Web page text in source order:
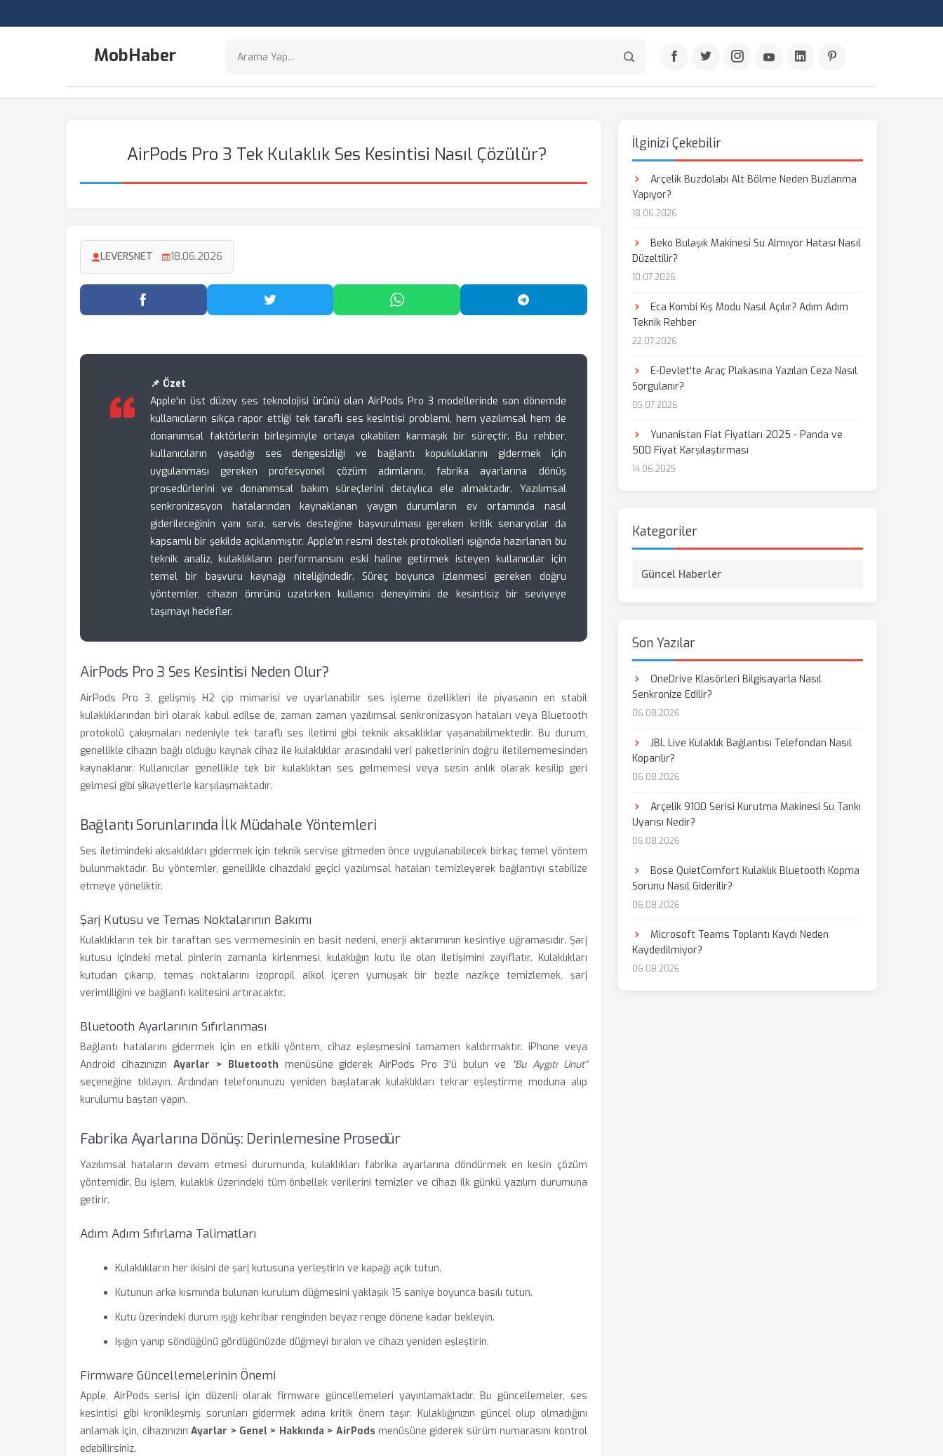
MobHaber
AirPods Pro 3 Tek Kulaklık Ses Kesintisi Nasıl Çözülür?
LEVERSNET 18.06.2026
Facebook'ta Paylaş Twitter'da Paylaş WhatsApp'ta Paylaş Telegram'da Paylaş
📌 Özet
Apple'ın üst düzey ses teknolojisi ürünü olan AirPods Pro 3 modellerinde son dönemde
kullanıcıların sıkça rapor ettiği tek taraflı ses kesintisi problemi, hem yazılımsal hem de
donanımsal faktörlerin birleşimiyle ortaya çıkabilen karmaşık bir süreçtir. Bu rehber,
kullanıcıların yaşadığı ses dengesizliği ve bağlantı kopukluklarını gidermek için
uygulanması gereken profesyonel çözüm adımlarını, fabrika ayarlarına dönüş
prosedürlerini ve donanımsal bakım süreçlerini detaylıca ele almaktadır. Yazılımsal
senkronizasyon hatalarından kaynaklanan yaygın durumların ev ortamında nasıl
giderileceğinin yanı sıra, servis desteğine başvurulması gereken kritik senaryolar da
kapsamlı bir şekilde açıklanmıştır. Apple'ın resmi destek protokolleri ışığında hazırlanan bu
teknik analiz, kulaklıkların performansını eski haline getirmek isteyen kullanıcılar için
temel bir başvuru kaynağı niteliğindedir. Süreç boyunca izlenmesi gereken doğru
yöntemler, cihazın ömrünü uzatırken kullanıcı deneyimini de kesintisiz bir seviyeye
taşımayı hedefler.
AirPods Pro 3 Ses Kesintisi Neden Olur?
AirPods Pro 3, gelişmiş H2 çip mimarisi ve uyarlanabilir ses işleme özellikleri ile piyasanın en stabil
kulaklıklarından biri olarak kabul edilse de, zaman zaman yazılımsal senkronizasyon hataları veya Bluetooth
protokolü çakışmaları nedeniyle tek taraflı ses iletimi gibi teknik aksaklıklar yaşanabilmektedir. Bu durum,
genellikle cihazın bağlı olduğu kaynak cihaz ile kulaklıklar arasındaki veri paketlerinin doğru iletilememesinden
kaynaklanır. Kullanıcılar genellikle tek bir kulaklıktan ses gelmemesi veya sesin anlık olarak kesilip geri
gelmesi gibi şikayetlerle karşılaşmaktadır.
Bağlantı Sorunlarında İlk Müdahale Yöntemleri
Ses iletimindeki aksaklıkları gidermek için teknik servise gitmeden önce uygulanabilecek birkaç temel yöntem
bulunmaktadır. Bu yöntemler, genellikle cihazdaki geçici yazılımsal hataları temizleyerek bağlantıyı stabilize
etmeye yöneliktir.
Şarj Kutusu ve Temas Noktalarının Bakımı
Kulaklıkların tek bir taraftan ses vermemesinin en basit nedeni, enerji aktarımının kesintiye uğramasıdır. Şarj
kutusu içindeki metal pinlerin zamanla kirlenmesi, kulaklığın kutu ile olan iletişimini zayıflatır. Kulaklıkları
kutudan çıkarıp, temas noktalarını izopropil alkol içeren yumuşak bir bezle nazikçe temizlemek, şarj
verimliliğini ve bağlantı kalitesini artıracaktır.
Bluetooth Ayarlarının Sıfırlanması
Bağlantı hatalarını gidermek için en etkili yöntem, cihaz eşleşmesini tamamen kaldırmaktır. iPhone veya
Android cihazınızın Ayarlar > Bluetooth menüsüne giderek AirPods Pro 3'ü bulun ve
"Bu Aygıtı Unut"
seçeneğine tıklayın. Ardından telefonunuzu yeniden başlatarak kulaklıkları tekrar eşleştirme moduna alıp
kurulumu baştan yapın.
Fabrika Ayarlarına Dönüş: Derinlemesine Prosedür
Yazılımsal hataların devam etmesi durumunda, kulaklıkları fabrika ayarlarına döndürmek en kesin çözüm
yöntemidir. Bu işlem, kulaklık üzerindeki tüm önbellek verilerini temizler ve cihazı ilk günkü yazılım durumuna
getirir.
Adım Adım Sıfırlama Talimatları
Kulaklıkların her ikisini de şarj kutusuna yerleştirin ve kapağı açık tutun.
Kutunun arka kısmında bulunan kurulum düğmesini yaklaşık 15 saniye boyunca basılı tutun.
Kutu üzerindeki durum ışığı kehribar renginden beyaz renge dönene kadar bekleyin.
Işığın yanıp söndüğünü gördüğünüzde düğmeyi bırakın ve cihazı yeniden eşleştirin.
Firmware Güncellemelerinin Önemi
Apple, AirPods serisi için düzenli olarak firmware güncellemeleri yayınlamaktadır. Bu güncellemeler, ses
kesintisi gibi kronikleşmiş sorunları gidermek adına kritik önem taşır. Kulaklığınızın güncel olup olmadığını
anlamak için, cihazınızınAyarlar > Genel > Hakkında > AirPods menüsüne giderek sürüm numarasını kontrol
edebilirsiniz.
İlginizi Çekebilir
Arçelik Buzdolabı Alt Bölme Neden Buzlanma
Yapıyor?
18.06.2026
Beko Bulaşık Makinesi Su Almıyor Hatası Nasıl
Düzeltilir?
10.07.2026
Eca Kombi Kış Modu Nasıl Açılır? Adım Adım
Teknik Rehber
22.07.2026
E-Devlet'te Araç Plakasına Yazılan Ceza Nasıl
Sorgulanır?
05.07.2026
Yunanistan Fiat Fiyatları 2025 - Panda ve
500 Fiyat Karşılaştırması
14.06.2025
Kategoriler
Güncel Haberler
Son Yazılar
OneDrive Klasörleri Bilgisayarla Nasıl
Senkronize Edilir?
06.08.2026
JBL Live Kulaklık Bağlantısı Telefondan Nasıl
Koparılır?
06.08.2026
Arçelik 9100 Serisi Kurutma Makinesi Su Tankı
Uyarısı Nedir?
06.08.2026
Bose QuietComfort Kulaklık Bluetooth Kopma
Sorunu Nasıl Giderilir?
06.08.2026
Microsoft Teams Toplantı Kaydı Neden
Kaydedilmiyor?
06.08.2026